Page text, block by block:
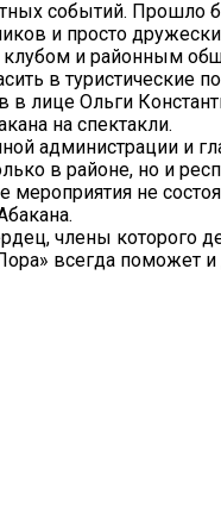
событий. Прошло
и просто
и районным
в туристические
в лице Ольги
на спектакли.
администрации и
в районе, но и
мероприятия не
члены которого
всегда поможет и